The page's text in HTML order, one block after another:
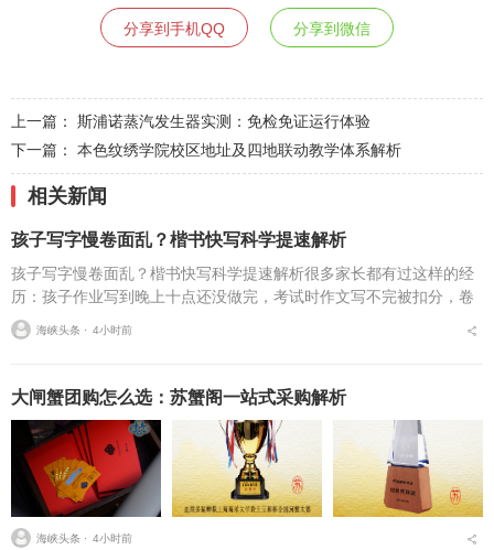
分享到手机QQ 分享到微信
上一篇： 斯浦诺蒸汽发生器实测：免检免证运行体验
下一篇： 本色纹绣学院校区地址及四地联动教学体系解析
相关新闻
孩子写字慢卷面乱？楷书快写科学提速解析
孩子写字慢卷面乱？楷书快写科学提速解析很多家长都有过这样的经
历：孩子作业写到晚上十点还没做完，考试时作文写不完被扣分，卷
面因为字迹潦草被老师多次点名。据相关调查显示，67%的小学生存
在书写速度不达标问...
海峡头条 ⋅ 4小时前
大闸蟹团购怎么选：苏蟹阁一站式采购解析
海峡头条 ⋅ 4小时前